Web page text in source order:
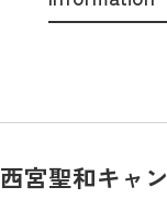
西宮聖和キャ